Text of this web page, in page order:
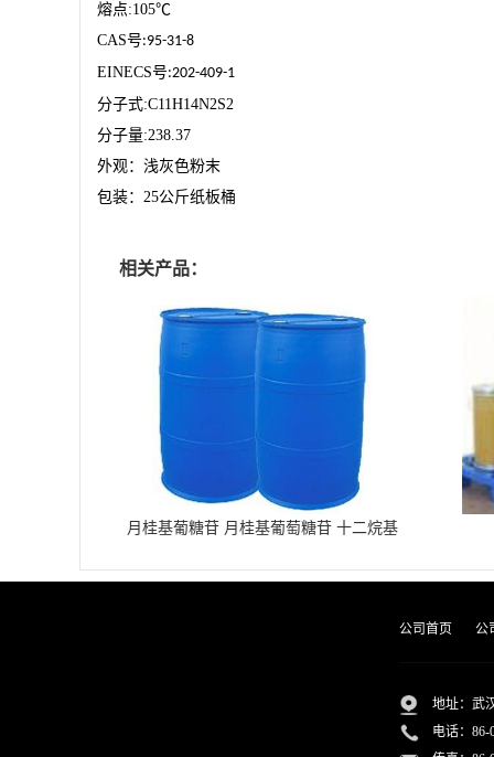
熔点:105℃
CAS号:95-31-8
EINECS号:202-409-1
分子式:C11H14N2S2
分子量:238.37
外观：浅灰色粉末
包装： 25公斤纸板桶
相关产品：
月桂基葡糖苷 月桂基葡萄糖苷 十二烷基
公司首页 公
地址：武
电话： 86-